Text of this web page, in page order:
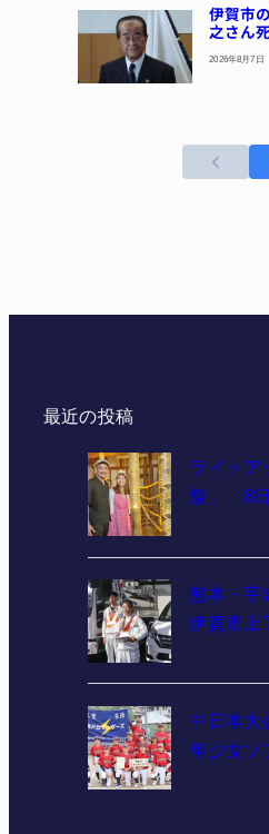
伊賀市
之さん
2026年8月7日
最近の投稿
ライトア
祭」 8日
熊本・宇
伊賀市上
中日本
年少女ソ